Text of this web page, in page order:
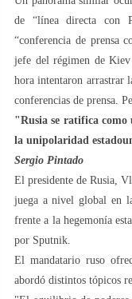
de “línea directa con
“conferencia de prensa
jefe del régimen de
hora intentaron arrastrar
conferencias de prensa.
"Rusia se ratifica
la unipolaridad
Sergio Pintado
El presidente de Rusia,
juega a nivel global en
frente a la hegemonía
por Sputnik.
El mandatario ruso
abordó distintos tópicos